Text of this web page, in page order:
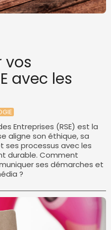
vos
avec les
Entreprises (RSE) est la
aligne son éthique, sa
ses processus avec les
durable. Comment
ses démarches et
?